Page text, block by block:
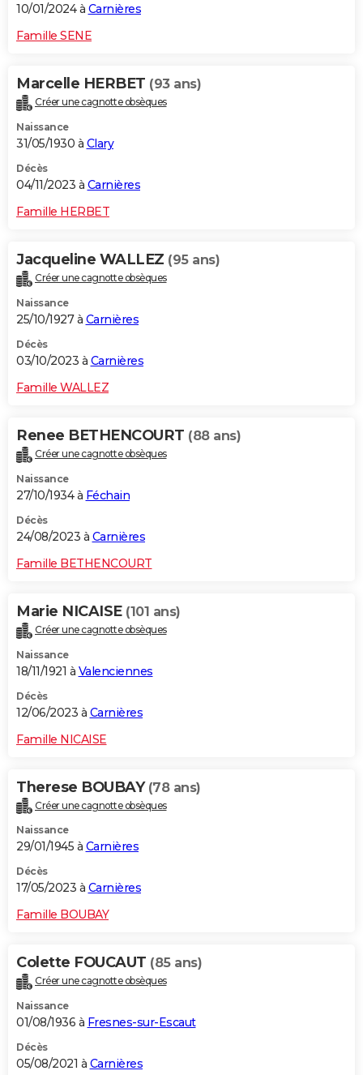
10/01/2024 à Carnières
Famille SENE
Marcelle HERBET (93 ans)
Créer une cagnotte obsèques
Naissance
31/05/1930 à Clary
Décès
04/11/2023 à Carnières
Famille HERBET
Jacqueline WALLEZ (95 ans)
Créer une cagnotte obsèques
Naissance
25/10/1927 à Carnières
Décès
03/10/2023 à Carnières
Famille WALLEZ
Renee BETHENCOURT (88 ans)
Créer une cagnotte obsèques
Naissance
27/10/1934 à Féchain
Décès
24/08/2023 à Carnières
Famille BETHENCOURT
Marie NICAISE (101 ans)
Créer une cagnotte obsèques
Naissance
18/11/1921 à Valenciennes
Décès
12/06/2023 à Carnières
Famille NICAISE
Therese BOUBAY (78 ans)
Créer une cagnotte obsèques
Naissance
29/01/1945 à Carnières
Décès
17/05/2023 à Carnières
Famille BOUBAY
Colette FOUCAUT (85 ans)
Créer une cagnotte obsèques
Naissance
01/08/1936 à Fresnes-sur-Escaut
Décès
05/08/2021 à Carnières